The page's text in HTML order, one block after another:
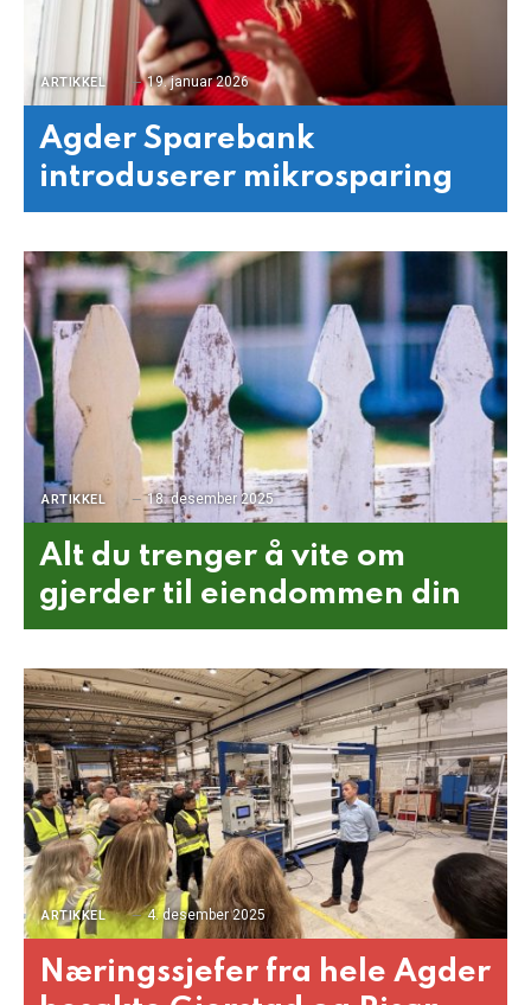
ARTIKKEL 19. januar 2026
Agder Sparebank
introduserer mikrosparing
ARTIKKEL 18. desember 2025
Alt du trenger å vite om
gjerder til eiendommen din
ARTIKKEL 4. desember 2025
Næringssjefer fra hele Agder